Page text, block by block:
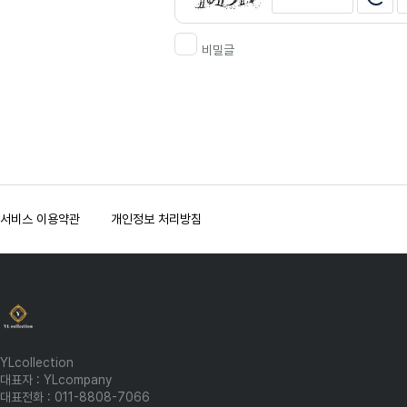
비밀글
서비스 이용약관 개인정보 처리방침
YLcollection
대표자 : YLcompany
대표전화 : 011-8808-7066